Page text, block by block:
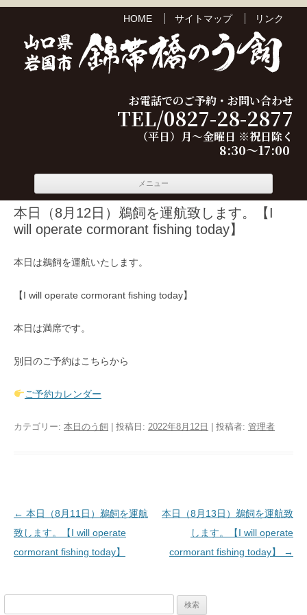
HOME サイトマップ リンク
お電話でのご予約・お問い合わせ
TEL/0827-28-2877
（平日）月～金曜日 ※祝日除く
8:30～17:00
メニュー
本日（8月12日）鵜飼を運航致します。【I
will operate cormorant fishing today】
本日は鵜飼を運航いたします。
【I will operate cormorant fishing today】
本日は満席です。
別日のご予約はこちらから
ご予約カレンダー
カテゴリー: 本日のう飼 | 投稿日: 2022年8月12日 投稿者: 管理者
投稿ナビゲーション
← 本日（8月11日）鵜飼を運航
致します。【I will operate
cormorant fishing today】
本日（8月13日）鵜飼を運航致
します。【I will operate
cormorant fishing today】
→